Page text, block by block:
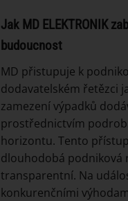
Jak MD ELEKTRONIK
budoucnost
MD přistupuje k
dodavatelském řetězci
zamezení výpadků
prostřednictvím
horizontu. Tento
dlouhodobá podniková
transparentní. Na
konkurenčními